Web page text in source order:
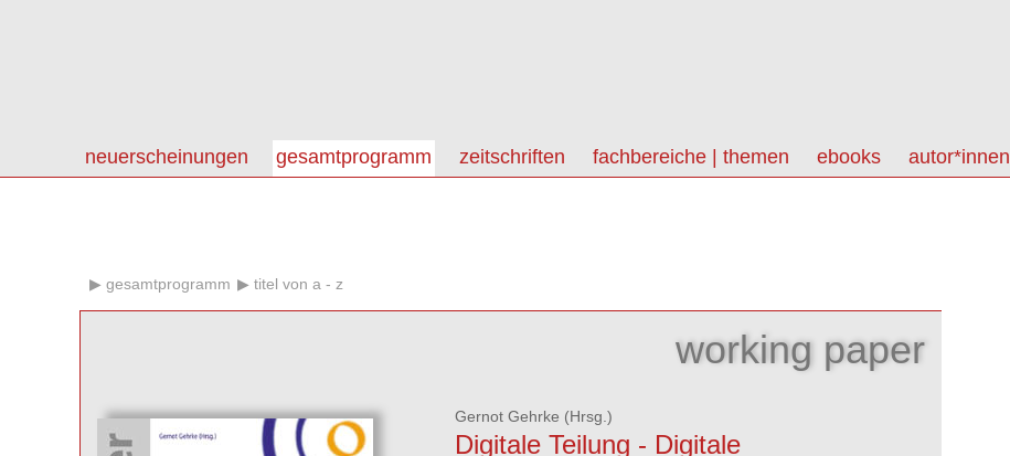
neuerscheinungen gesamtprogramm zeitschriften fachbereiche | themen ebooks autor*innen
gesamtprogramm titel von a - z
working paper
Gernot Gehrke (Hrsg.)
Digitale Teilung - Digitale